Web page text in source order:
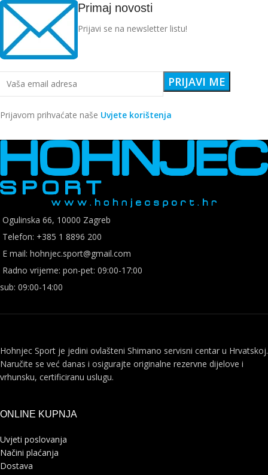
Primaj novosti
Prijavi se na newsletter listu!
Prijavom prihvaćate naše Uvjete korištenja
Ogulinska 66, 10000 Zagreb
Telefon: +385 1 8896 200
E mail: hohnjec.sport@gmail.com
Radno vrijeme: pon-pet: 09:00-17:00
sub: 09:00-14:00
Hohnjec Sport je jedini ovlašteni Shimano servisni centar u Hrvatskoj.
Naručite se već danas i osigurajte originalne rezervne dijelove i
vrhunsku, certificiranu uslugu.
ONLINE KUPNJA
Uvjeti poslovanja
Načini plaćanja
Dostava